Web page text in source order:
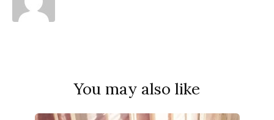
You may also like